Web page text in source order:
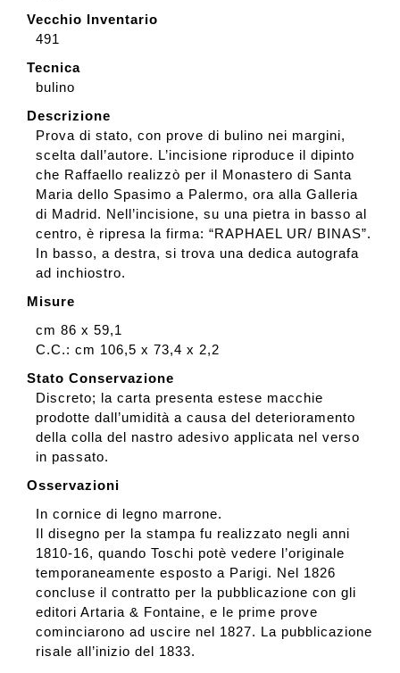
Vecchio Inventario
491
Tecnica
bulino
Descrizione
Prova di stato, con prove di bulino nei margini,
scelta dall’autore. L’incisione riproduce il dipinto
che Raffaello realizzò per il Monastero di Santa
Maria dello Spasimo a Palermo, ora alla Galleria
di Madrid. Nell’incisione, su una pietra in basso al
centro, è ripresa la firma: “RAPHAEL UR/ BINAS”.
In basso, a destra, si trova una dedica autografa
ad inchiostro.
Misure
cm 86 x 59,1
C.C.: cm 106,5 x 73,4 x 2,2
Stato Conservazione
Discreto; la carta presenta estese macchie
prodotte dall’umidità a causa del deterioramento
della colla del nastro adesivo applicata nel verso
in passato.
Osservazioni
In cornice di legno marrone.
Il disegno per la stampa fu realizzato negli anni
1810-16, quando Toschi potè vedere l’originale
temporaneamente esposto a Parigi. Nel 1826
concluse il contratto per la pubblicazione con gli
editori Artaria & Fontaine, e le prime prove
cominciarono ad uscire nel 1827. La pubblicazione
risale all’inizio del 1833.